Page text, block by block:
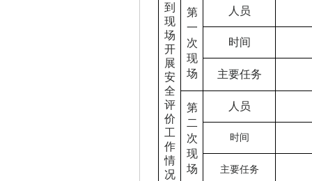
到
现
场
开
展
安
全
评
价
工
作
情
况
第
一
次
现
场
人员
时间
主要任务
第
二
次
现
场
人员
时间
主要任务